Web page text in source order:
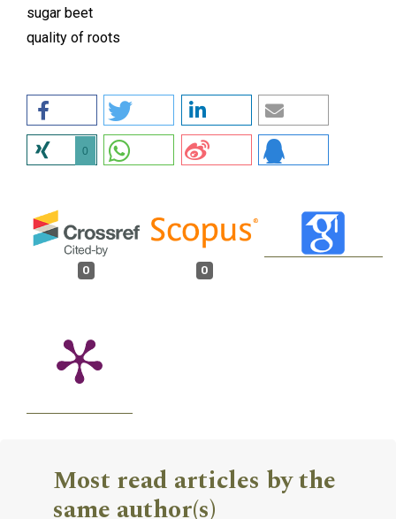
sugar beet
quality of roots
0
0 0
Most read articles by the
same author(s)